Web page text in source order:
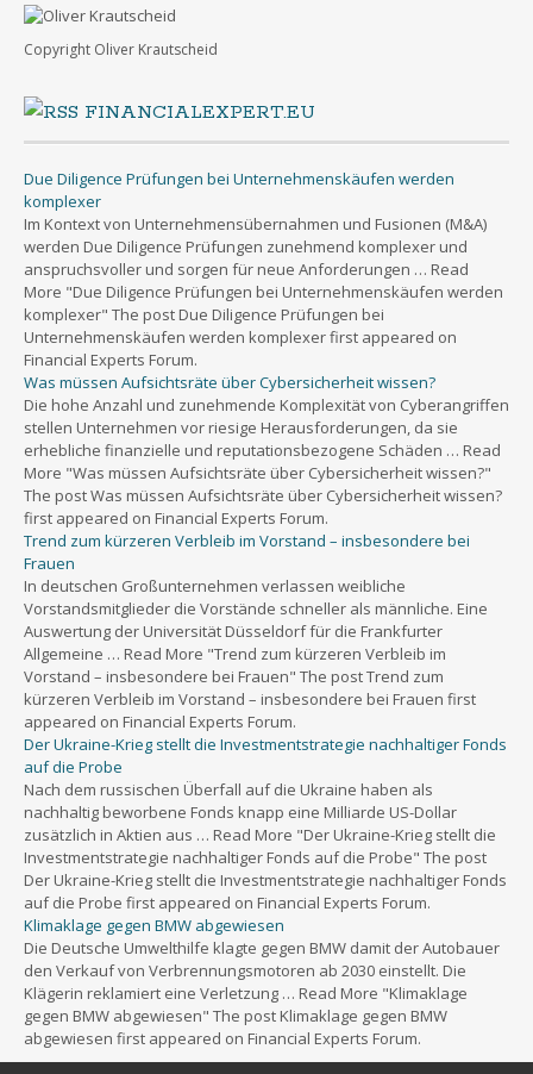
Copyright Oliver Krautscheid
komplexer
Im Kontext von Unternehmensübernahmen und Fusionen (M&A)
werden Due Diligence Prüfungen zunehmend komplexer und
anspruchsvoller und sorgen für neue Anforderungen … Read
More "Due Diligence Prüfungen bei Unternehmenskäufen werden
komplexer" The post Due Diligence Prüfungen bei
Unternehmenskäufen werden komplexer first appeared on
Financial Experts Forum.
Was müssen Aufsichtsräte über Cybersicherheit wissen?
Die hohe Anzahl und zunehmende Komplexität von Cyberangriffen
stellen Unternehmen vor riesige Herausforderungen, da sie
erhebliche finanzielle und reputationsbezogene Schäden … Read
More "Was müssen Aufsichtsräte über Cybersicherheit wissen?"
The post Was müssen Aufsichtsräte über Cybersicherheit wissen?
first appeared on Financial Experts Forum.
Trend zum kürzeren Verbleib im Vorstand – insbesondere bei
Frauen
In deutschen Großunternehmen verlassen weibliche
Vorstandsmitglieder die Vorstände schneller als männliche. Eine
Auswertung der Universität Düsseldorf für die Frankfurter
Allgemeine … Read More "Trend zum kürzeren Verbleib im
Vorstand – insbesondere bei Frauen" The post Trend zum
kürzeren Verbleib im Vorstand – insbesondere bei Frauen first
appeared on Financial Experts Forum.
Der Ukraine-Krieg stellt die Investmentstrategie nachhaltiger Fonds
auf die Probe
Nach dem russischen Überfall auf die Ukraine haben als
nachhaltig beworbene Fonds knapp eine Milliarde US-Dollar
zusätzlich in Aktien aus … Read More "Der Ukraine-Krieg stellt die
Investmentstrategie nachhaltiger Fonds auf die Probe" The post
Der Ukraine-Krieg stellt die Investmentstrategie nachhaltiger Fonds
auf die Probe first appeared on Financial Experts Forum.
Klimaklage gegen BMW abgewiesen
Die Deutsche Umwelthilfe klagte gegen BMW damit der Autobauer
den Verkauf von Verbrennungsmotoren ab 2030 einstellt. Die
Klägerin reklamiert eine Verletzung … Read More "Klimaklage
gegen BMW abgewiesen" The post Klimaklage gegen BMW
abgewiesen first appeared on Financial Experts Forum.